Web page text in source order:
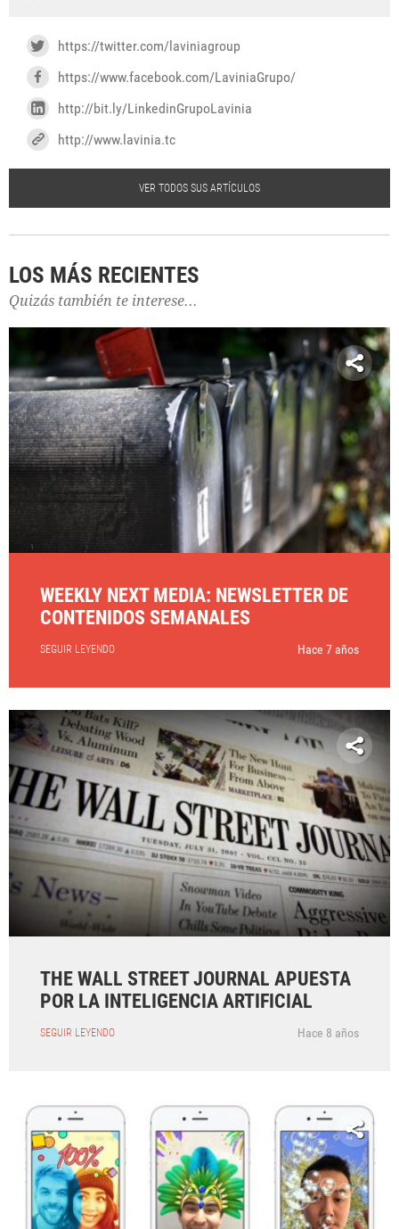
https://twitter.com/laviniagroup
https://www.facebook.com/LaviniaGrupo/
http://bit.ly/LinkedinGrupoLavinia
http://www.lavinia.tc
VER TODOS SUS ARTÍCULOS
LOS MÁS RECIENTES
Quizás también te interese...
WEEKLY NEXT MEDIA: NEWSLETTER DE
CONTENIDOS SEMANALES
SEGUIR LEYENDO Hace 7 años
THE WALL STREET JOURNAL APUESTA
POR LA INTELIGENCIA ARTIFICIAL
SEGUIR LEYENDO Hace 8 años